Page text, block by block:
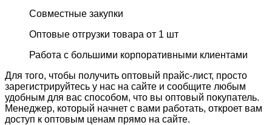
Совместные закупки
Оптовые отгрузки товара от 1 шт
Работа с большими корпоративными клиентами
Для того, чтобы получить оптовый прайс-лист, просто
зарегистрируйтесь у нас на сайте и сообщите любым
удобным для вас способом, что вы оптовый покупатель.
Менеджер, который начнет с вами работать, откроет вам
доступ к оптовым ценам прямо на сайте.